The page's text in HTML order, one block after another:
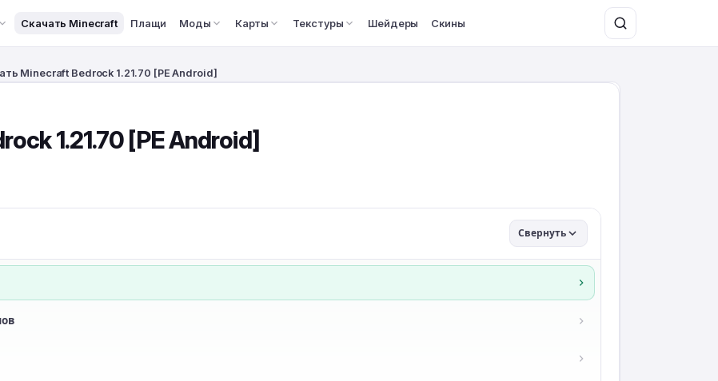
Скачать Minecraft Плащи Моды Карты Текстуры Шейдеры Скины
Minecraft Bedrock 1.21.70 [PE Android]
1.21.70 [PE Android]
Свернуть